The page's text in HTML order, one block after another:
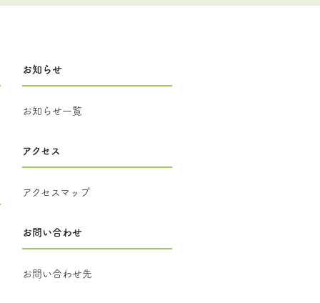
お知らせ
お知らせ一覧
アクセス
アクセスマップ
お問い合わせ
お問い合わせ先